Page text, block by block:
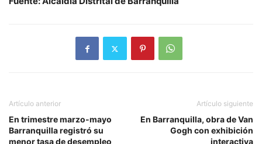
Artículo anterior
En trimestre marzo-mayo
Barranquilla registró su
menor tasa de desempleo
Artículo siguiente
En Barranquilla, obra de Van
Gogh con exhibición
interactiva